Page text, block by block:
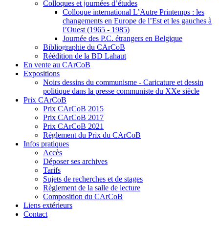
Colloques et journées d’études
Colloque international L’Autre Printemps : les
changements en Europe de l’Est et les gauches à
l’Ouest (1965 - 1985)
Journée des P.C. étrangers en Belgique
Bibliographie du CArCoB
Réédition de la BD Lahaut
En vente au CArCoB
Expositions
Noirs dessins du communisme - Caricature et dessin
politique dans la presse communiste du XXe siècle
Prix CArCoB
Prix CArCoB 2015
Prix CArCoB 2017
Prix CArCoB 2021
Règlement du Prix du CArCoB
Infos pratiques
Accès
Déposer ses archives
Tarifs
Sujets de recherches et de stages
Règlement de la salle de lecture
Composition du CArCoB
Liens extérieurs
Contact